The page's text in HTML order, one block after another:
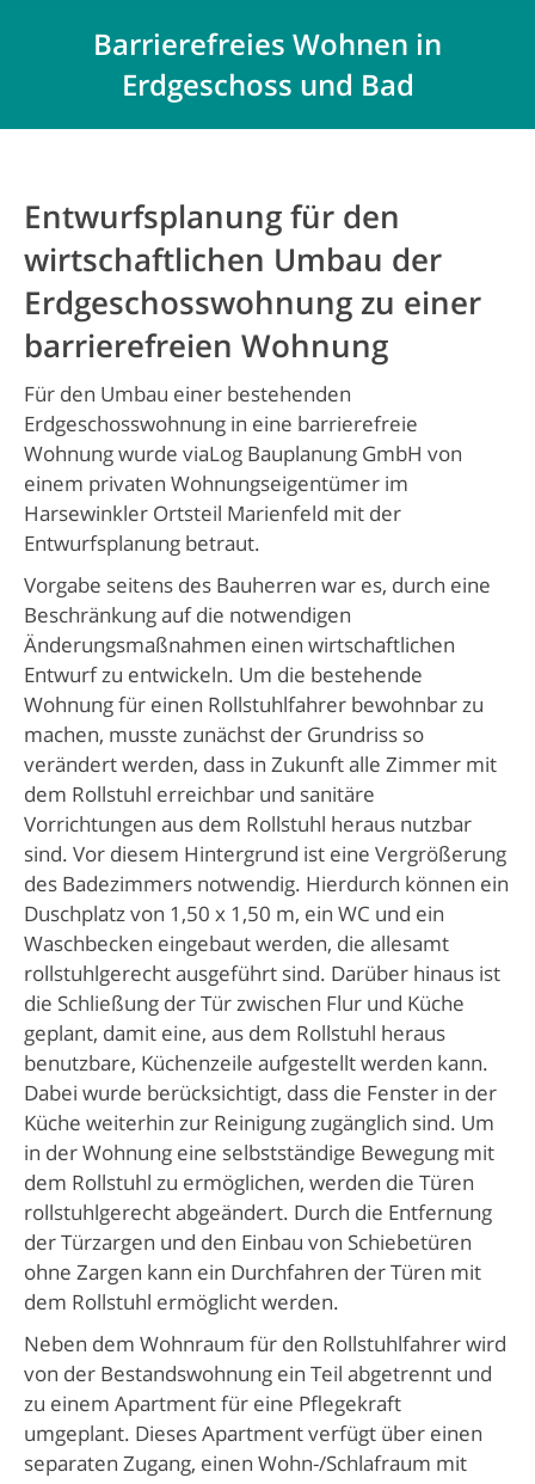
Barrierefreies Wohnen in
Erdgeschoss und Bad
Entwurfsplanung für den
wirtschaftlichen Umbau der
Erdgeschosswohnung zu einer
barrierefreien Wohnung
Für den Umbau einer bestehenden
Erdgeschosswohnung in eine barrierefreie
Wohnung wurde viaLog Bauplanung GmbH von
einem privaten Wohnungseigentümer im
Harsewinkler Ortsteil Marienfeld mit der
Entwurfsplanung betraut.
Vorgabe seitens des Bauherren war es, durch eine
Beschränkung auf die notwendigen
Änderungsmaßnahmen einen wirtschaftlichen
Entwurf zu entwickeln. Um die bestehende
Wohnung für einen Rollstuhlfahrer bewohnbar zu
machen, musste zunächst der Grundriss so
verändert werden, dass in Zukunft alle Zimmer mit
dem Rollstuhl erreichbar und sanitäre
Vorrichtungen aus dem Rollstuhl heraus nutzbar
sind. Vor diesem Hintergrund ist eine Vergrößerung
des Badezimmers notwendig. Hierdurch können ein
Duschplatz von 1,50 x 1,50 m, ein WC und ein
Waschbecken eingebaut werden, die allesamt
rollstuhlgerecht ausgeführt sind. Darüber hinaus ist
die Schließung der Tür zwischen Flur und Küche
geplant, damit eine, aus dem Rollstuhl heraus
benutzbare, Küchenzeile aufgestellt werden kann.
Dabei wurde berücksichtigt, dass die Fenster in der
Küche weiterhin zur Reinigung zugänglich sind. Um
in der Wohnung eine selbstständige Bewegung mit
dem Rollstuhl zu ermöglichen, werden die Türen
rollstuhlgerecht abgeändert. Durch die Entfernung
der Türzargen und den Einbau von Schiebetüren
ohne Zargen kann ein Durchfahren der Türen mit
dem Rollstuhl ermöglicht werden.
Neben dem Wohnraum für den Rollstuhlfahrer wird
von der Bestandswohnung ein Teil abgetrennt und
zu einem Apartment für eine Pflegekraft
umgeplant. Dieses Apartment verfügt über einen
separaten Zugang, einen Wohn-/Schlafraum mit